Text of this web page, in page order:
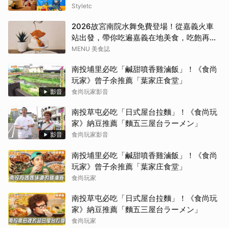
Styletc
2026故宮南院水舞免費登場！從嘉義火車
站出發，帶你吃遍嘉義在地美食，吃飽再去
看夜間展演，這周末就這樣安排吧！
MENU 美食誌
影音
南投埔里必吃「鹹甜噴香雞滷飯」！《食尚
玩家》曾子余推薦「葉家庄食堂」
食尚玩家影音
影音
南投草屯必吃「日式屋台拉麵」！《食尚玩
家》納豆推薦「麵五三屋台ラーメン」
食尚玩家影音
南投埔里必吃「鹹甜噴香雞滷飯」！《食尚
玩家》曾子余推薦「葉家庄食堂」
食尚玩家
南投草屯必吃「日式屋台拉麵」！《食尚玩
家》納豆推薦「麵五三屋台ラーメン」
食尚玩家